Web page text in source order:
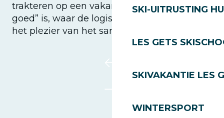
SKI-UITRUSTING
LES GETS
SKIVAKANTIE LES
WINTERSPORT
trakteren op een vakantie die “precies
goed” is, waar de logistiek plaatsmaakt voor
het plezier van het samenzijn.